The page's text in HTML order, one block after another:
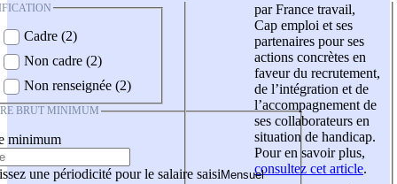
Cadre (2)
Non cadre (2)
Non renseignée (2)
BRUT MINIMUM
minimum
une périodicité pour le salaire saisi
par France travail,
Cap emploi et ses
partenaires pour ses
actions concrètes en
faveur du recrutement,
de l’intégration et de
l’accompagnement de
ses collaborateurs en
situation de handicap.
Pour en savoir plus,
consultez cet article.